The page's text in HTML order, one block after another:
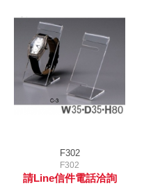
F302
F302
請Line信件電話洽詢